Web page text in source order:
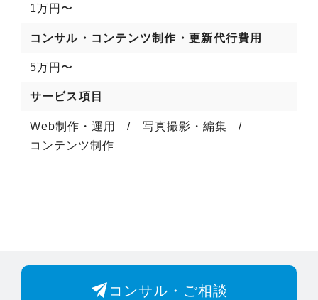
1万円〜
コンサル・コンテンツ制作・更新代行費用
5万円〜
サービス項目
Web制作・運用
写真撮影・編集
コンテンツ制作
コンサル・ご相談